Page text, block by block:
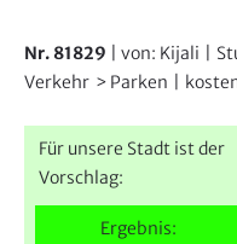
u
l
a
Nr. 81829 | von: Kijali
Verkehr
Parken
Für unsere Stadt ist der
Vorschlag:
Ergebnis: